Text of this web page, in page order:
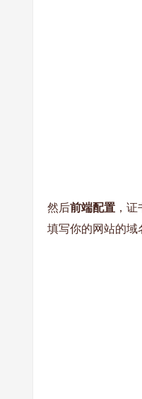
然后前端配置 ，
填写你的网站的域